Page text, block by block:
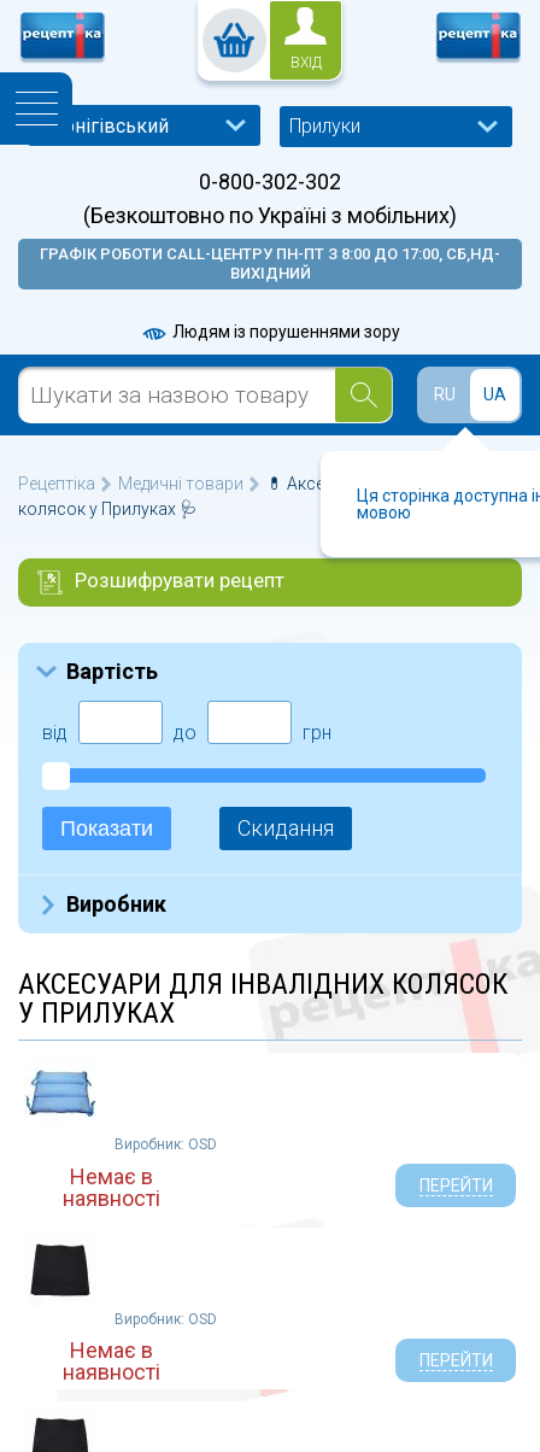
ВХІД
Прилуки
0-800-302-302
(Безкоштовно по Україні з мобільних)
ГРАФІК РОБОТИ CALL-ЦЕНТРУ ПН-ПТ З 8:00 ДО 17:00, СБ,НД-
ВИХІДНИЙ
Людям із порушеннями зору
RU UA
Ця сторінка доступна
мовою
Рецептіка Медичні товари
💊 Аксесуари для інвалідних
колясок у Прилуках 🩺
Розшифрувати рецепт
Вартість
від до грн
Показати Скидання
Виробник
АКСЕСУАРИ ДЛЯ ІНВАЛІДНИХ КОЛЯСОК
У ПРИЛУКАХ
Виробник: OSD
Немає в
наявності
ПЕРЕЙТИ
Виробник: OSD
Немає в
наявності
ПЕРЕЙТИ